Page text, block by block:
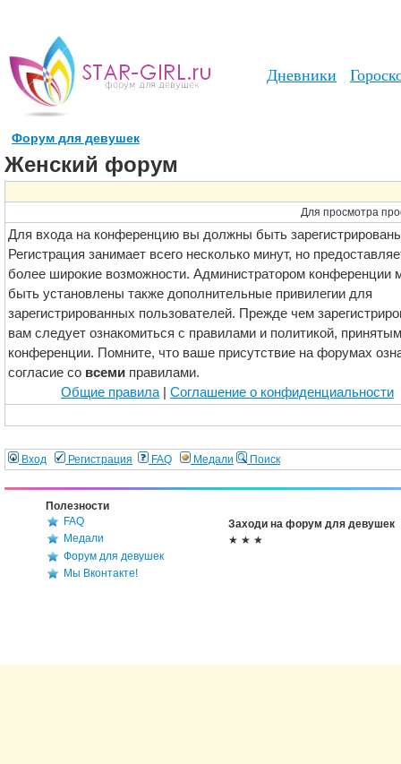
Дневники
Форум для девушек
Женский форум
Для просмотра
Для входа на конференцию вы должны быть
Регистрация занимает всего несколько минут, но
более широкие возможности. Администратором конференции
быть установлены также дополнительные привилегии для
зарегистрированных пользователей. Прежде чем
вам следует ознакомиться с правилами и политикой,
конференции. Помните, что ваше присутствие на форумах
согласие со всеми правилами.
Общие правила
Соглашение о конфиденциальности
Вход Регистрация FAQ Медали Поиск
Полезности
FAQ
Медали
Форум для девушек
Мы Вконтакте!
Заходи на форум для девушек
★ ★ ★